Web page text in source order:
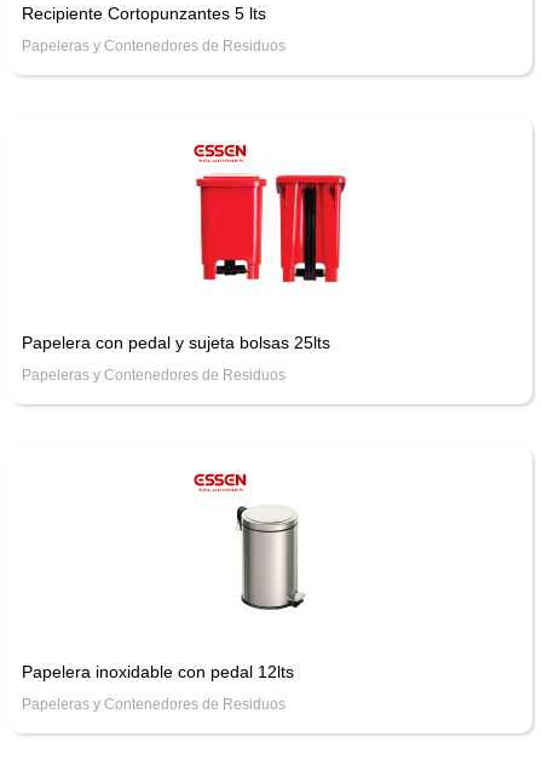
Recipiente Cortopunzantes 5 lts
Papeleras y Contenedores de Residuos
Papelera con pedal y sujeta bolsas 25lts
Papeleras y Contenedores de Residuos
Papelera inoxidable con pedal 12lts
Papeleras y Contenedores de Residuos